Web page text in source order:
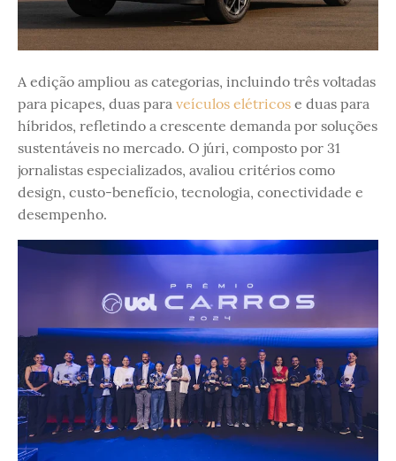
A edição ampliou as categorias, incluindo três voltadas
para picapes, duas para veículos elétricos e duas para
híbridos, refletindo a crescente demanda por soluções
sustentáveis no mercado. O júri, composto por 31
jornalistas especializados, avaliou critérios como
design, custo-benefício, tecnologia, conectividade e
desempenho.